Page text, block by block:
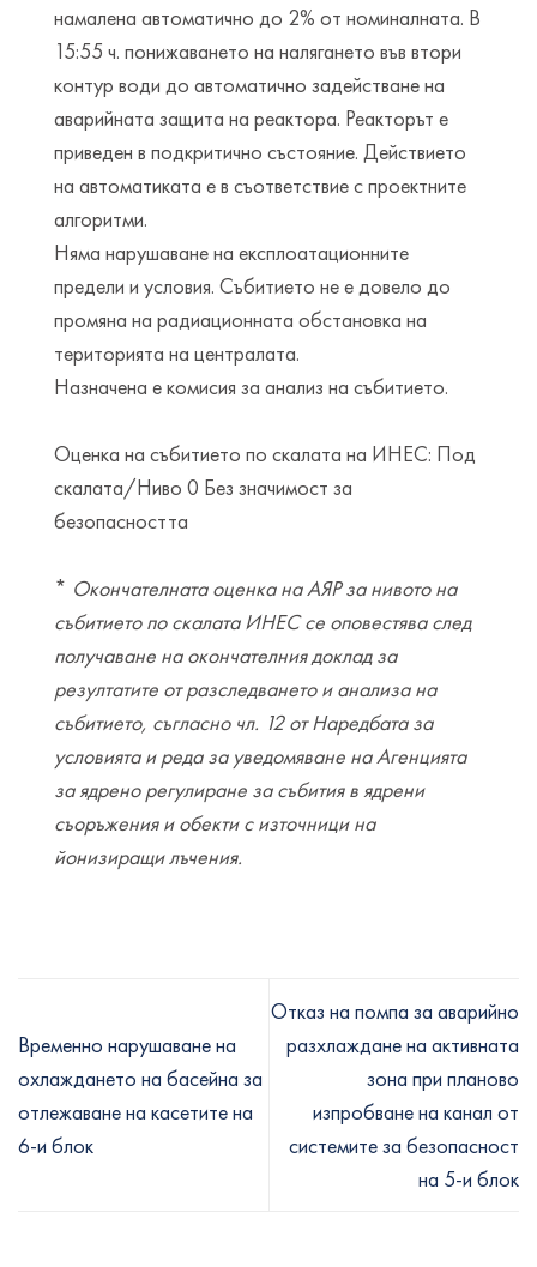
намалена автоматично до 2% от номиналната. В
15:55 ч. понижаването на налягането във втори
контур води до автоматично задействане на
аварийната защита на реактора. Реакторът е
приведен в подкритично състояние. Действието
на автоматиката е в съответствие с проектните
алгоритми.
Няма нарушаване на експлоатационните
предели и условия. Събитието не е довело до
промяна на радиационната обстановка на
територията на централата.
Назначена е комисия за анализ на събитието.
Оценка на събитието по скалата на ИНЕС: Под
скалата/Ниво 0 Без значимост за
безопасността
* Окончателната оценка на АЯР за нивото на
събитието по скалата ИНЕС се оповестява след
получаване на окончателния доклад за
резултатите от разследването и анализа на
събитието, съгласно чл. 12 от Наредбата за
условията и реда за уведомяване на Агенцията
за ядрено регулиране за събития в ядрени
съоръжения и обекти с източници на
йонизиращи лъчения.
Временно нарушаване на
охлаждането на басейна за
отлежаване на касетите на
6-и блок
Отказ на помпа за аварийно
разхлаждане на активната
зона при планово
изпробване на канал от
системите за безопасност
на 5-и блок